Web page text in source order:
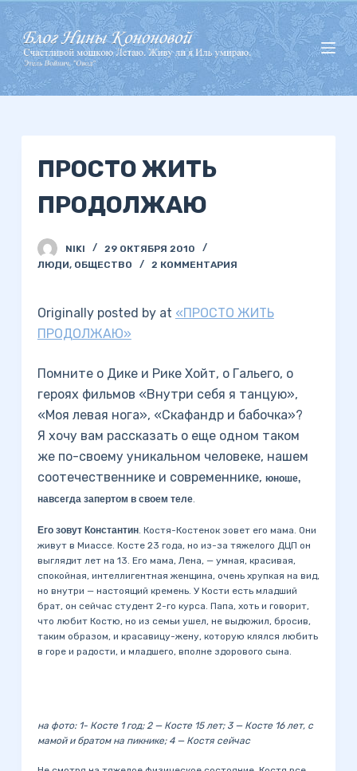
П
е
р
е
й
ПРОСТО ЖИТЬ
ПРОДОЛЖАЮ
NIKI
29 ОКТЯБРЯ 2010
ЛЮДИ, ОБЩЕСТВО 2 КОММЕНТАРИЯ
Originally posted by at «ПРОСТО ЖИТЬ
ПРОДОЛЖАЮ»
Помните о Дике и Рике Хойт, о Гальего, о
героях фильмов «Внутри себя я танцую»,
«Моя левая нога», «Скафандр и бабочка»?
Я хочу вам рассказать о еще одном таком
же по-своему уникальном человеке, нашем
соотечественнике и современнике, юноше,
навсегда запертом в своем теле.
Его зовут Константин. Костя-Костенок зовет его мама. Они
живут в Миассе. Косте 23 года, но из-за тяжелого ДЦП он
выглядит лет на 13. Его мама, Лена, — умная, красивая,
спокойная, интеллигентная женщина, очень хрупкая на вид,
но внутри — настоящий кремень. У Кости есть младший
брат, он сейчас студент 2-го курса. Папа, хоть и говорит,
что любит Костю, но из семьи ушел, не выдюжил, бросив,
таким образом, и красавицу-жену, которую клялся любить
в горе и радости, и младшего, вполне здорового сына.
на фото: 1- Косте 1 год; 2 — Косте 15 лет; 3 — Косте 16 лет, с
мамой и братом на пикнике; 4 — Костя сейчас